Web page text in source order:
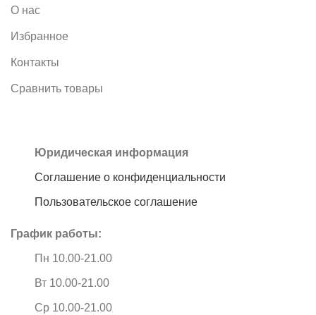
О нас
Избранное
Контакты
Сравнить товары
Юридическая информация
Соглашение о конфиденциальности
Пользовательское соглашение
График работы:
Пн 10.00-21.00
Вт 10.00-21.00
Ср 10.00-21.00